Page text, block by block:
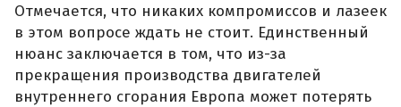
Отмечается, что никаких компромиссов и лазеек
в этом вопросе ждать не стоит. Единственный
нюанс заключается в том, что из-за
прекращения производства двигателей
внутреннего сгорания Европа может потерять